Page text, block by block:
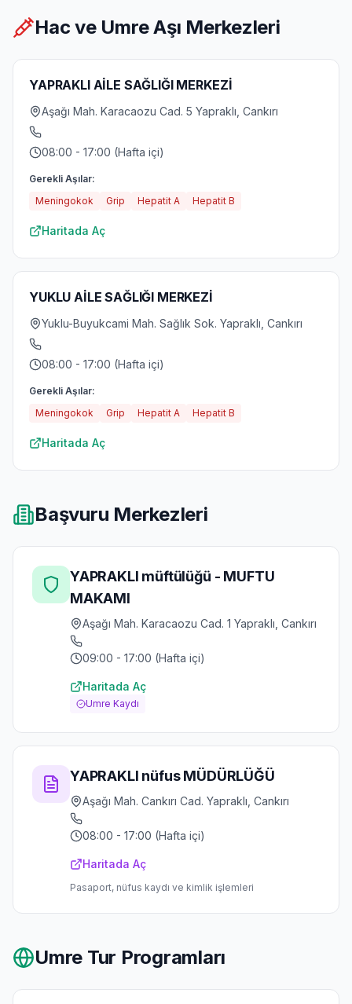
Hac ve Umre Aşı Merkezleri
YAPRAKLI AİLE SAĞLIĞI MERKEZİ
Aşağı Mah. Karacaozu Cad. 5 Yapraklı, Cankırı
08:00 - 17:00 (Hafta içi)
Gerekli Aşılar:
Meningokok
Grip Hepatit A Hepatit B
Haritada Aç
YUKLU AİLE SAĞLIĞI MERKEZİ
Yuklu-Buyukcami Mah. Sağlık Sok. Yapraklı, Cankırı
08:00 - 17:00 (Hafta içi)
Gerekli Aşılar:
Meningokok
Grip Hepatit A Hepatit B
Haritada Aç
Başvuru Merkezleri
YAPRAKLI müftülüğü - MUFTU
MAKAMI
Aşağı Mah. Karacaozu Cad. 1 Yapraklı, Cankırı
09:00 - 17:00 (Hafta içi)
Haritada Aç
Umre Kaydı
YAPRAKLI nüfus MÜDÜRLÜĞÜ
Aşağı Mah. Cankırı Cad. Yapraklı, Cankırı
08:00 - 17:00 (Hafta içi)
Haritada Aç
Pasaport, nüfus kaydı ve kimlik işlemleri
Umre Tur Programları